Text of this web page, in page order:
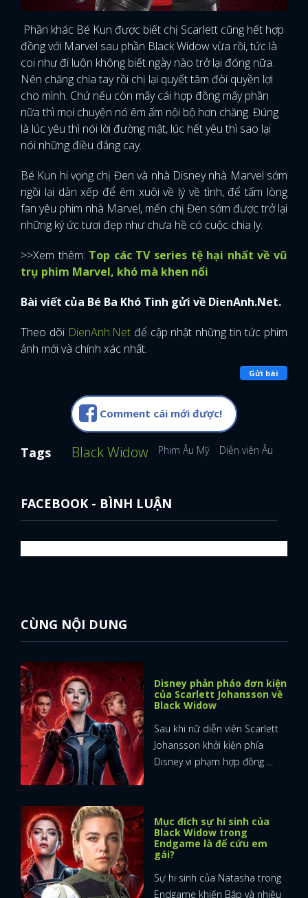
Phần khác Bé Kun được biết chị Scarlett cũng hết hợp
đồng với Marvel sau phần Black Widow vừa rồi, tức là
coi như đi luôn không biết ngày nào trở lại đóng nữa.
Nên chăng chia tay rồi chị lại quyết tâm đòi quyền lợi
cho mình. Chứ nếu còn mấy cái hợp đồng mấy phần
nữa thì mọi chuyện nó êm ấm nội bộ hơn chăng. Đúng
là lúc yêu thì nói lời đường mật, lúc hết yêu thì sao lại
nói những điều đắng cay.
Bé Kun hi vọng chị Đen và nhà Disney nhà Marvel sớm
ngồi lại dàn xếp để êm xuôi về lý về tình, để tấm lòng
fan yêu phim nhà Marvel, mến chị Đen sớm được trở lại
những ký ức tươi đẹp như chưa hề có cuộc chia ly.
>>Xem thêm: Top các TV series tệ hại nhất về vũ
trụ phim Marvel, khó mà khen nổi
Bài viết của Bé Ba Khó Tinh gửi về DienAnh.Net.
Theo dõi DienAnh.Netđể cập nhật những tin tức phim
ảnh mới và chính xác nhất.
Gửi bài
Comment cái mới được!
Tags Black Widow Phim Âu Mỹ Diễn viên Âu Mỹ
FACEBOOK - BÌNH LUẬN
CÙNG NỘI DUNG
Disney phản pháo đơn kiện
của Scarlett Johansson về
Black Widow
Sau khi nữ diễn viên Scarlett
Johansson khởi kiện phía
Disney vi phạm hợp đồng ...
Mục đích sự hi sinh của
Black Widow trong
Endgame là để cứu em
gái?
Sự hi sinh của Natasha trong
Endgame khiến Bắp và nhiều